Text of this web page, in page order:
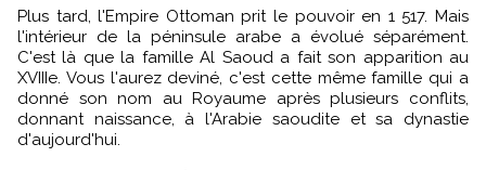
Plus tard, l'Empire Ottoman prit le pouvoir en 1 517. Mais
l'intérieur de la péninsule arabe a évolué séparément.
C'est là que la famille Al Saoud a fait son apparition au
XVIIIe. Vous l'aurez deviné, c'est cette même famille qui a
donné son nom au Royaume après plusieurs conflits,
donnant naissance, à l'Arabie saoudite et sa dynastie
d'aujourd'hui.